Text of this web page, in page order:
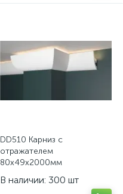
DD510 Карниз с
отражателем
80х49x2000мм
В наличии: 300 шт